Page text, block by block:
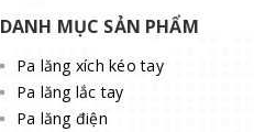
DANH MỤC SẢN PHẨM
Pa lăng xích kéo tay
Pa lăng lắc tay
Pa lăng điện